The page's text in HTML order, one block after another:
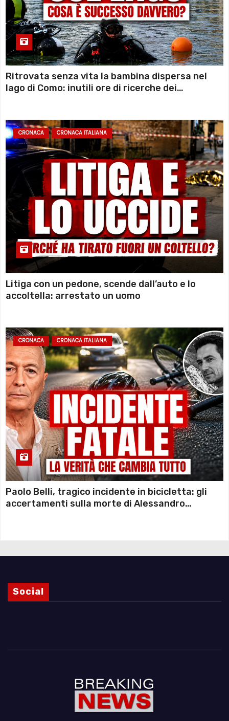
Ritrovata senza vita la bambina dispersa nel
lago di Como: inutili ore di ricerche dei
CRONACA CRONACA ITALIANA
Litiga con un pedone, scende dall’auto e lo
accoltella: arrestato un uomo
CRONACA CRONACA ITALIANA
Paolo Belli, tragico incidente in bicicletta: gli
accertamenti sulla morte di Alessandro
Social